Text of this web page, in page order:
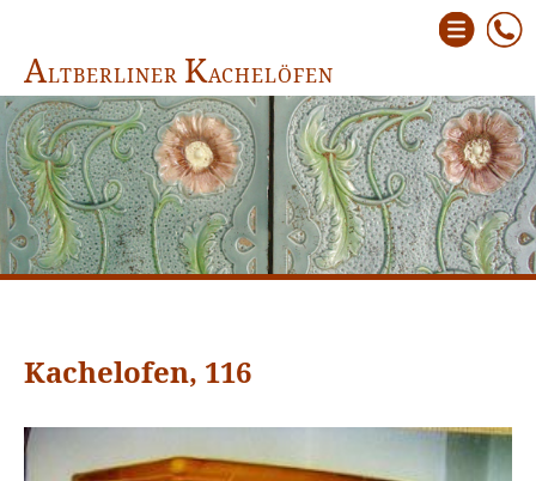
ALTBERLINER KACHELÖFEN
Kachelofen, 116